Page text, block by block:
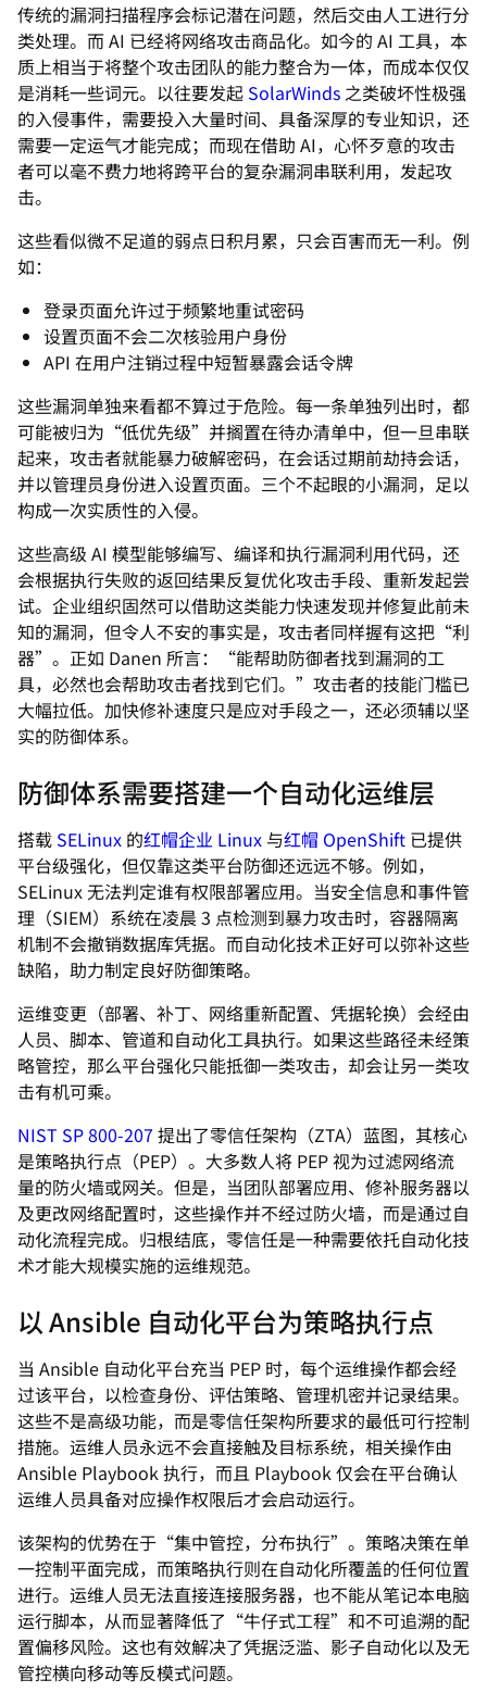
传统的漏洞扫描程序会标记潜在问题，然后交由人工进行分
类处理。而 AI 已经将网络攻击商品化。如今的 AI 工具，本
质上相当于将整个攻击团队的能力整合为一体，而成本仅仅
是消耗一些词元。以往要发起 SolarWinds 之类破坏性极强
的入侵事件，需要投入大量时间、具备深厚的专业知识，还
需要一定运气才能完成；而现在借助 AI，心怀歹意的攻击
者可以毫不费力地将跨平台的复杂漏洞串联利用，发起攻
击。
这些看似微不足道的弱点日积月累，只会百害而无一利。例
如：
登录页面允许过于频繁地重试密码
设置页面不会二次核验用户身份
API 在用户注销过程中短暂暴露会话令牌
这些漏洞单独来看都不算过于危险。每一条单独列出时，都
可能被归为“低优先级”并搁置在待办清单中，但一旦串联
起来，攻击者就能暴力破解密码，在会话过期前劫持会话，
并以管理员身份进入设置页面。三个不起眼的小漏洞，足以
构成一次实质性的入侵。
这些高级 AI 模型能够编写、编译和执行漏洞利用代码，还
会根据执行失败的返回结果反复优化攻击手段、重新发起尝
试。企业组织固然可以借助这类能力快速发现并修复此前未
知的漏洞，但令人不安的事实是，攻击者同样握有这把“利
器”。正如 Danen 所言：“能帮助防御者找到漏洞的工
具，必然也会帮助攻击者找到它们。”攻击者的技能门槛已
大幅拉低。加快修补速度只是应对手段之一，还必须辅以坚
实的防御体系。
防御体系需要搭建一个自动化运维层
搭载 SELinux 的红帽企业 Linux 与红帽 OpenShift 已提供
平台级强化，但仅靠这类平台防御还远远不够。例如，
SELinux 无法判定谁有权限部署应用。当安全信息和事件管
理（SIEM）系统在凌晨 3 点检测到暴力攻击时，容器隔离
机制不会撤销数据库凭据。而自动化技术正好可以弥补这些
缺陷，助力制定良好防御策略。
运维变更（部署、补丁、网络重新配置、凭据轮换）会经由
人员、脚本、管道和自动化工具执行。如果这些路径未经策
略管控，那么平台强化只能抵御一类攻击，却会让另一类攻
击有机可乘。
NIST SP 800-207 提出了零信任架构（ZTA）蓝图，其核心
是策略执行点（PEP）。大多数人将 PEP 视为过滤网络流
量的防火墙或网关。但是，当团队部署应用、修补服务器以
及更改网络配置时，这些操作并不经过防火墙，而是通过自
动化流程完成。归根结底，零信任是一种需要依托自动化技
术才能大规模实施的运维规范。
以 Ansible 自动化平台为策略执行点
当 Ansible 自动化平台充当 PEP 时，每个运维操作都会经
过该平台，以检查身份、评估策略、管理机密并记录结果。
这些不是高级功能，而是零信任架构所要求的最低可行控制
措施。运维人员永远不会直接触及目标系统，相关操作由
Ansible Playbook 执行，而且 Playbook 仅会在平台确认
运维人员具备对应操作权限后才会启动运行。
该架构的优势在于“集中管控，分布执行”。策略决策在单
一控制平面完成，而策略执行则在自动化所覆盖的任何位置
进行。运维人员无法直接连接服务器，也不能从笔记本电脑
运行脚本，从而显著降低了“牛仔式工程”和不可追溯的配
置偏移风险。这也有效解决了凭据泛滥、影子自动化以及无
管控横向移动等反模式问题。